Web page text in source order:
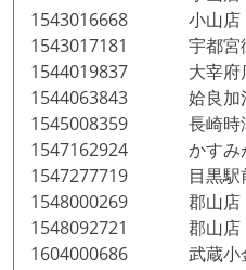
1543016668 小山店
1543017181 宇都宮
1544019837 大宰府
1544063843 姶良加
1545008359 長崎時
1547162924 かすみが
1547277719 目黒駅
1548000269 郡山店
1548092721 郡山店
1604000686 武蔵小